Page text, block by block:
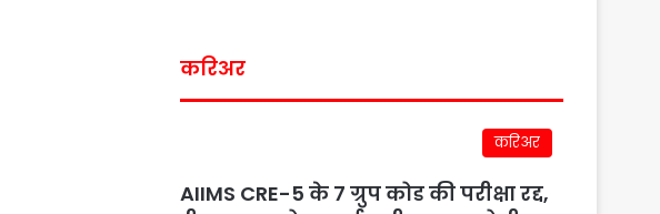
करिअर
करिअर
AIIMS CRE-5 के 7 ग्रुप कोड की परीक्षा रद्द,